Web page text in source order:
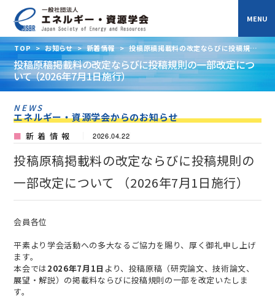
TOP > お知らせ > 新着情報 > 投稿原稿掲載料の改定ならびに投稿規則
の一部改定について （2026年7月1日施行）
投稿原稿掲載料の改定ならびに投稿規則の一部改定につ
いて （2026年7月1日施行）
NEWS
エネルギー・資源学会からのお知らせ
新着情報 2026.04.22
投稿原稿掲載料の改定ならびに投稿規則の
一部改定について （2026年7月1日施行）
会員各位
平素より学会活動への多大なるご協力を賜り、厚く御礼申し上げ
ます。
本会では2026年7月1日 より、投稿原稿（研究論文、技術論文、
展望・解説）の掲載料ならびに投稿規則の一部を改定いたしま
す。